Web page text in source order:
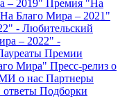
– 2019" Премия "На
Благо Мира – 2021"
- Любительский
– 2022" -
Премии
Мира" Пресс-релиз о
о нас Партнеры
Подборки